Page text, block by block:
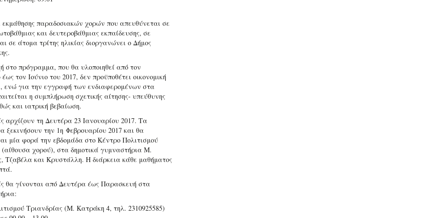
παραδοσιακών χορών που απευθύνεται σε
και δευτεροβάθμιας εκπαίδευσης, σε
σε άτομα τρίτης ηλικίας διοργανώνει ο Δήμος
στο πρόγραμμα, που θα υλοποιηθεί από τον
τον Ιούνιο του 2017, δεν προϋποθέτει οικονομική
ενώ για την εγγραφή των ενδιαφερομένων στα
η συμπλήρωση σχετικής αίτησης- υπεύθυνης
και ιατρική βεβαίωση.
αρχίζουν τη Δευτέρα 23 Ιανουαρίου 2017. Τα
ξεκινήσουν την 1η Φεβρουαρίου 2017 και θα
μία φορά την εβδομάδα στο Κέντρο Πολιτισμού
(αίθουσα χορού), στα δημοτικά γυμναστήρια Μ.
Τζαβέλα και Κρυστάλλη. Η διάρκεια κάθε μαθήματος
θα γίνονται από Δευτέρα έως Παρασκευή στα
Τριανδρίας (Μ. Κατράκη 4, τηλ. 2310925585)